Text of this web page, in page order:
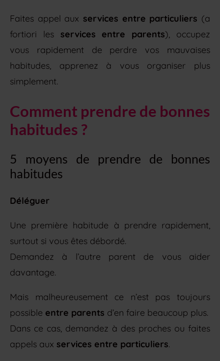
Faites appel aux services entre particuliers (a
fortiori les services entre parents), occupez
vous rapidement de perdre vos mauvaises
habitudes, apprenez à vous organiser plus
simplement.
Comment prendre de bonnes
habitudes ?
5 moyens de prendre de bonnes
habitudes
Déléguer
Une première habitude à prendre rapidement,
surtout si vous êtes débordé.
Demandez à l’autre parent de vous aider
davantage.
Mais malheureusement ce n’est pas toujours
possible entre parents d’en faire beaucoup plus.
Dans ce cas, demandez à des proches ou faites
appels aux services entre particuliers.